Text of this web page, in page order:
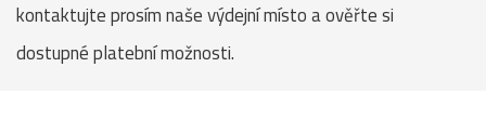
kontaktujte prosím naše výdejní místo a ověřte si
dostupné platební možnosti.